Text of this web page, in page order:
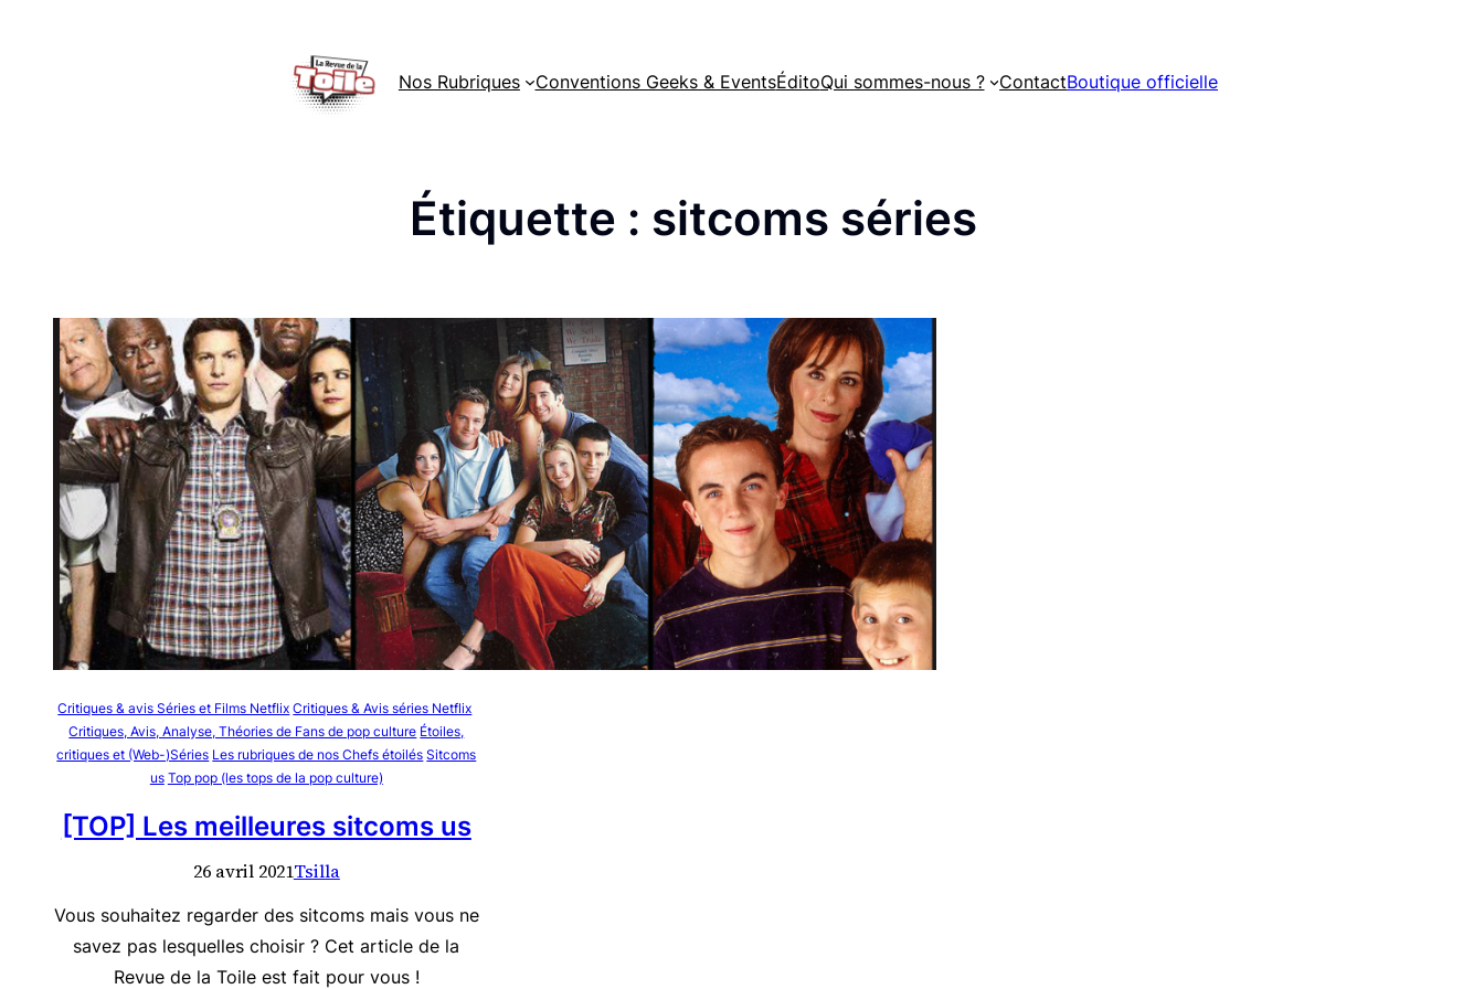
Nos Rubriques Conventions Geeks & EventsÉditoQui sommes-nous ? ContactBoutique officielle
Étiquette : sitcoms séries
Critiques & avis Séries et Films Netflix Critiques & Avis séries Netflix
Critiques, Avis, Analyse, Théories de Fans de pop culture Étoiles,
critiques et (Web-)Séries Les rubriques de nos Chefs étoilés Sitcoms
us Top pop (les tops de la pop culture)
[TOP] Les meilleures sitcoms us
26 avril 2021Tsilla
Vous souhaitez regarder des sitcoms mais vous ne
savez pas lesquelles choisir ? Cet article de la
Revue de la Toile est fait pour vous !